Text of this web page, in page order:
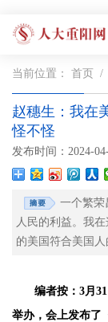
当前位置： 首页 /
赵穗生：我在
怪不怪
发布时间：2024-
一个繁荣
人民的利益。我
的美国符合美国人
编者按：3月
举办，会上发布了